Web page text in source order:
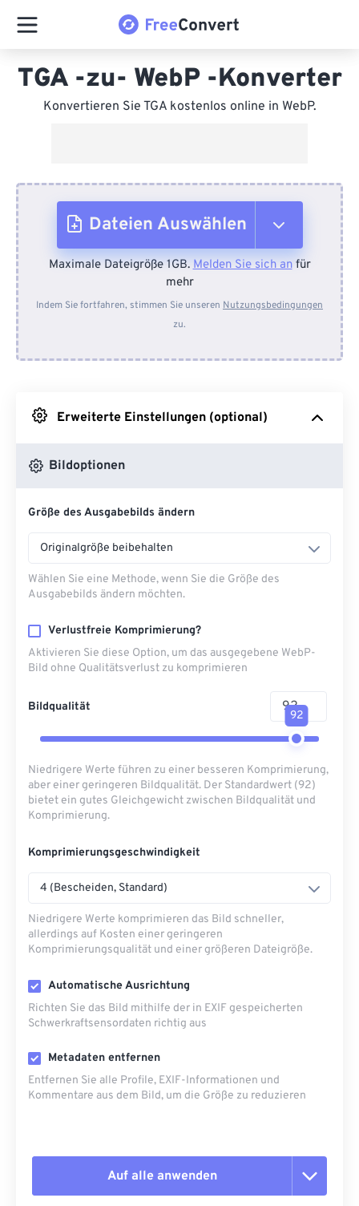
TGA -zu- WebP -Konverter
Konvertieren Sie TGA kostenlos online in WebP.
Dateien Auswählen
Vom Gerät
Von Dropbox
Maximale Dateigröße 1GB.Melden Sie sich anfür
mehr
Indem Sie fortfahren, stimmen Sie unseren Nutzungsbedingungen
zu.
Erweiterte Einstellungen (optional)
Bildoptionen
Größe des Ausgabebilds ändern
Originalgröße beibehalten
Wählen Sie eine Methode, wenn Sie die Größe des
Ausgabebilds ändern möchten.
Verlustfreie Komprimierung?
Aktivieren Sie diese Option, um das ausgegebene WebP-
Bild ohne Qualitätsverlust zu komprimieren
Bildqualität
92
Niedrigere Werte führen zu einer besseren Komprimierung,
aber einer geringeren Bildqualität. Der Standardwert (92)
bietet ein gutes Gleichgewicht zwischen Bildqualität und
Komprimierung.
Komprimierungsgeschwindigkeit
4 (Bescheiden, Standard)
Niedrigere Werte komprimieren das Bild schneller,
allerdings auf Kosten einer geringeren
Komprimierungsqualität und einer größeren Dateigröße.
Automatische Ausrichtung
Richten Sie das Bild mithilfe der in EXIF ​​gespeicherten
Schwerkraftsensordaten richtig aus
Metadaten entfernen
Entfernen Sie alle Profile, EXIF-Informationen und
Kommentare aus dem Bild, um die Größe zu reduzieren
Auf alle anwenden